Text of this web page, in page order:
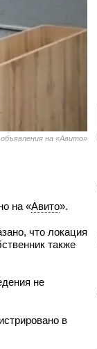
на «Авито»
на «Авито».
что локация
также
не
в